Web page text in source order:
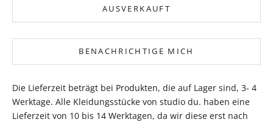
AUSVERKAUFT
BENACHRICHTIGE MICH
Die Lieferzeit beträgt bei Produkten, die auf Lager sind, 3- 4
Werktage. Alle Kleidungsstücke von studio du. haben eine
Lieferzeit von 10 bis 14 Werktagen, da wir diese erst nach